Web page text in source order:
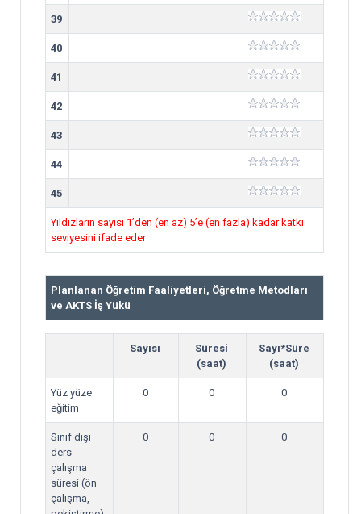
39
40
41
42
43
44
45
Yıldızların sayısı 1’den (en az) 5’e (en fazla) kadar katkı
seviyesini ifade eder
Planlanan Öğretim Faaliyetleri, Öğretme Metodları
ve AKTS İş Yükü
Sayısı
Süresi
(saat)
Sayı*Süre
(saat)
Yüz yüze
eğitim
0 0 0
Sınıf dışı
ders
çalışma
süresi (ön
çalışma,
0 0 0